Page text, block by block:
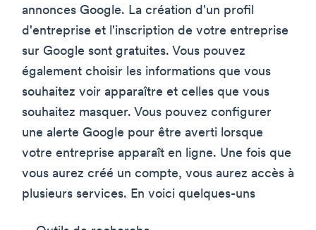
annonces Google. La création d'un profil
d'entreprise et l'inscription de votre entreprise
sur Google sont gratuites. Vous pouvez
également choisir les informations que vous
souhaitez voir apparaître et celles que vous
souhaitez masquer. Vous pouvez configurer
une alerte Google pour être averti lorsque
votre entreprise apparaît en ligne. Une fois que
vous aurez créé un compte, vous aurez accès à
plusieurs services. En voici quelques-uns